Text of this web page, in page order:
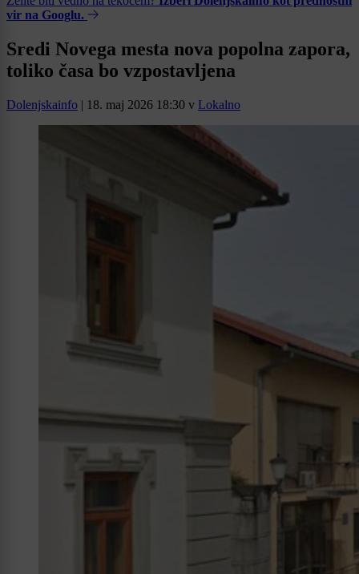
vir na Googlu.
Sredi Novega mesta nova popolna zapora,
toliko časa bo vzpostavljena
Dolenjskainfo | 18. maj 2026 18:30 v Lokalno